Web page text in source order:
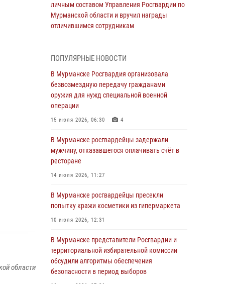
области
личным составом Управления Росгвардии по
Мурманской области и вручил награды
отличившимся сотрудникам
В Мурманске сотрудники Росгвардии
пресекли утренний дебош в баре на улице
Карла Маркса
04 августа 2026, 08:54
Морской отряд Северо - Западного округа
образования
03 августа 2026, 12:23 4
дебошира на автозаправочной станции
03 августа 2026, 09:12
Сотрудники Росгвардии провели инструктаж
по антитеррористической защищенности для
членов избирательных комиссий в
преддверии выборов
31 июля 2026, 08:48
ПОПУЛЯРНЫЕ НОВОСТИ
В Мурманске Росгвардия организовала
безвозмездную передачу гражданами
оружия для нужд специальной военной
операции
15 июля 2026, 06:30 4
В Мурманске росгвардейцы задержали
мужчину, отказавшегося оплачивать счёт в
ресторане
14 июля 2026, 11:27
В Мурманске росгвардейцы пресекли
попытку кражи косметики из гипермаркета
10 июля 2026, 12:31
В Мурманске представители Росгвардии и
территориальной избирательной комиссии
обсудили алгоритмы обеспечения
безопасности в период выборов